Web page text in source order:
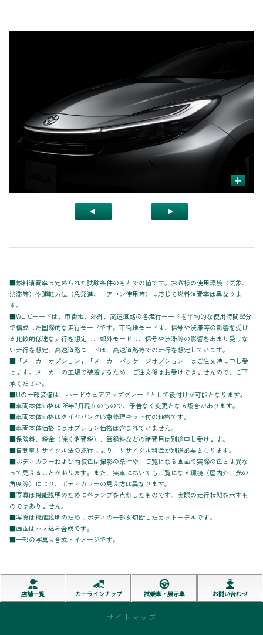
+
■燃料消費率は定められた試験条件のもとでの値です。お客様の使用環境（気象、
渋滞等）や運転方法（急発進、エアコン使用等）に応じて燃料消費率は異なりま
す。
■WLTCモードは、市街地、郊外、高速道路の各走行モードを平均的な使用時間配分
で構成した国際的な走行モードです。市街地モードは、信号や渋滞等の影響を受け
る比較的低速な走行を想定し、郊外モードは、信号や渋滞等の影響をあまり受けな
い走行を想定、高速道路モードは、高速道路等での走行を想定しています。
■「メーカーオプション」「メーカーパッケージオプション」はご注文時に申し受
けます。メーカーの工場で装着するため、ご注文後はお受けできませんので、ご了
承ください。
■Uの一部装備は、ハードウェアアップグレードとして後付けが可能となります。
■車両本体価格は'26年7月現在のもので、予告なく変更となる場合があります。
■車両本体価格はタイヤパンク応急修理キット付の価格です。
■車両本体価格にはオプション価格は含まれていません。
■保険料、税金（除く消費税）、登録料などの諸費用は別途申し受けます。
■自動車リサイクル法の施行により、リサイクル料金が別途必要となります。
■ボディカラーおよび内装色は撮影の条件や、ご覧になる画面で実際の色とは異な
って見えることがあります。また、実車においてもご覧になる環境（屋内外、光の
角度等）により、ボディカラーの見え方は異なります。
■写真は機能説明のために各ランプを点灯したものです。実際の走行状態を示すも
のではありません。
■写真は機能説明のためにボディの一部を切断したカットモデルです。
■画面はハメ込み合成です。
■一部の写真は合成・イメージです。
店舗一覧 カーラインナップ 試乗車・展示車 お問い合わせ
サイトマップ